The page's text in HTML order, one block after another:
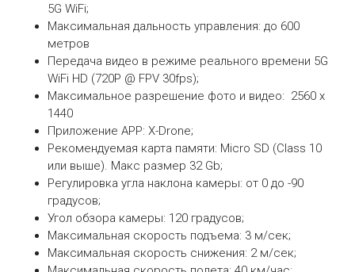
5G WiFi;
Максимальная дальность управления: до 600
метров
Передача видео в режиме реального времени 5G
WiFi HD (720P @ FPV 30fps);
Максимальное разрешение фото и видео: 2560 х
1440
Приложение APP: X-Drone;
Рекомендуемая карта памяти: Micro SD (Class 10
или выше). Макс размер 32 Gb;
Регулировка угла наклона камеры: от 0 до -90
градусов;
Угол обзора камеры: 120 градусов;
Максимальная скорость подъема: 3 м/сек;
Максимальная скорость снижения: 2 м/сек;